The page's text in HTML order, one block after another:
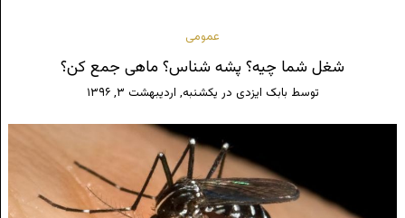
عمومی
شغل شما چیه؟ پشه شناس؟ ماهی جمع کن؟
توسط بابک ایزدی در یکشنبه, اردیبهشت ۳, ۱۳۹۶